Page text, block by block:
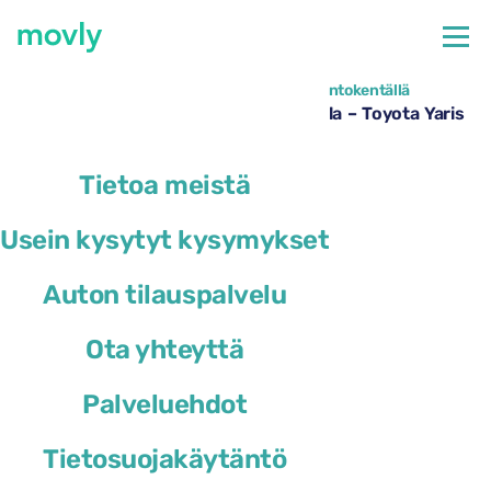
Tietoa meistä
Usein kysytyt kysymykset
Auton tilauspalvelu
Ota yhteyttä
Palveluehdot
Tietosuojakäytäntö
Kaikki saatavilla olevat autot Brindisin lentokentällä
Autonvuokraus Brindisin lentoasemalla – Toyota Yaris